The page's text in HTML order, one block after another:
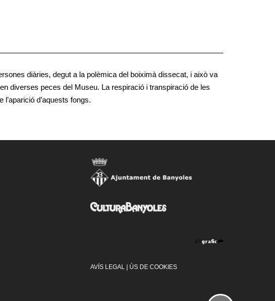
diàries, degut a la polèmica del boiximà dissecat, i això va
diverses peces del Museu. La respiració i transpiració de les
d’aquests fongs.
AVÍS LEGAL| ÚS DE COOKIES